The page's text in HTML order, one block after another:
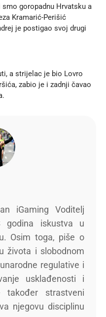
smo goropadnu Hrvatsku a
Kramarić-Perišić
je postigao svoj drugi
a strijelac je bio Lovro
zabio je i zadnji čavao
iGaming Voditelj
godina iskustva u
Osim toga, piše o
života i slobodnom
regulative i
usklađenosti i
također strastveni
njegovu disciplinu